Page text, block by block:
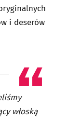
i deserów
włoską